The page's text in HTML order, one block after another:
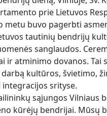
prie Lietuvos
buvo pagerbti
tautinių bendrijų
sanglaudos.
ir atminimo dovanos. Tai
kultūros, švietimo,
srityse.
sąjungos Vilniaus
kūrėjų bendrijai. Mūsų